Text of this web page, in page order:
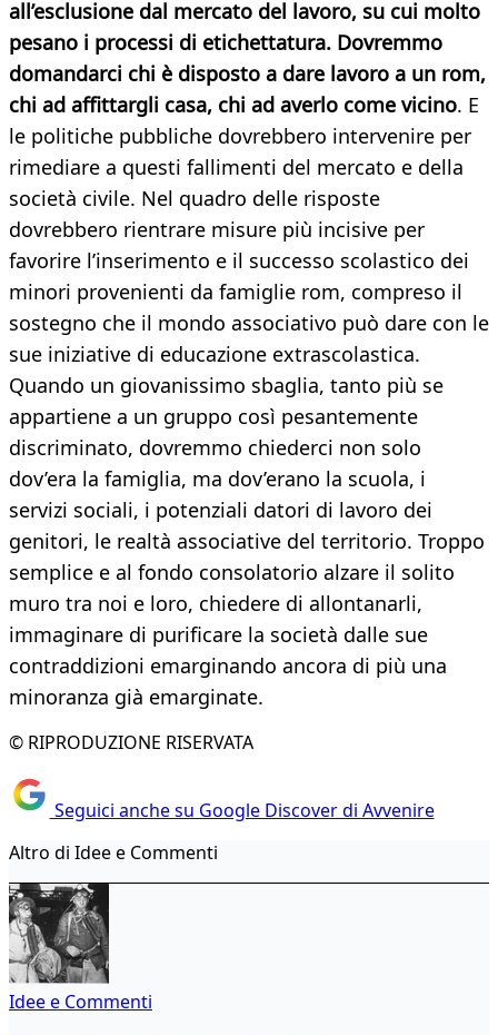
all’esclusione dal mercato del lavoro, su cui molto
pesano i processi di etichettatura. Dovremmo
domandarci chi è disposto a dare lavoro a un rom,
chi ad affittargli casa, chi ad averlo come vicino. E
le politiche pubbliche dovrebbero intervenire per
rimediare a questi fallimenti del mercato e della
società civile. Nel quadro delle risposte
dovrebbero rientrare misure più incisive per
favorire l’inserimento e il successo scolastico dei
minori provenienti da famiglie rom, compreso il
sostegno che il mondo associativo può dare con le
sue iniziative di educazione extrascolastica.
Quando un giovanissimo sbaglia, tanto più se
appartiene a un gruppo così pesantemente
discriminato, dovremmo chiederci non solo
dov’era la famiglia, ma dov’erano la scuola, i
servizi sociali, i potenziali datori di lavoro dei
genitori, le realtà associative del territorio. Troppo
semplice e al fondo consolatorio alzare il solito
muro tra noi e loro, chiedere di allontanarli,
immaginare di purificare la società dalle sue
contraddizioni emarginando ancora di più una
minoranza già emarginate.
© RIPRODUZIONE RISERVATA
Seguici anche su Google Discover di Avvenire
Altro di Idee e Commenti
Idee e Commenti